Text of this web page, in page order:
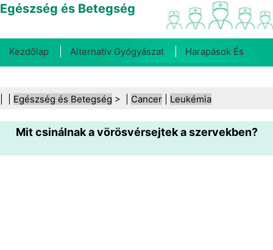
Egészség és Betegség
Kezdőlap Alternatív Gyógyászat Harapások És
Fogegészség Diéta És Táplálkozás Családi
Egészség Egészségügyi Ágazat Mentális Egészség
Közegészségügy És Biztonság Sebészet És
Egészség és Betegség > | Cancer Leukémia
Mit csinálnak a vörösvérsejtek a szervekben?